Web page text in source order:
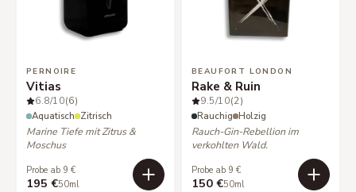
PERNOIRE
Vitias
6.8/10(6)
Aquatisch Zitrisch
Marine Tiefe mit Zitrus &
Moschus
Probe ab 9 €
195 €50ml
BEAUFORT LONDON
Rake & Ruin
9.5/10(2)
Rauchig Holzig
Rauch-Gin-Rebellion im
verkohlten Wald.
Probe ab 9 €
150 €50ml